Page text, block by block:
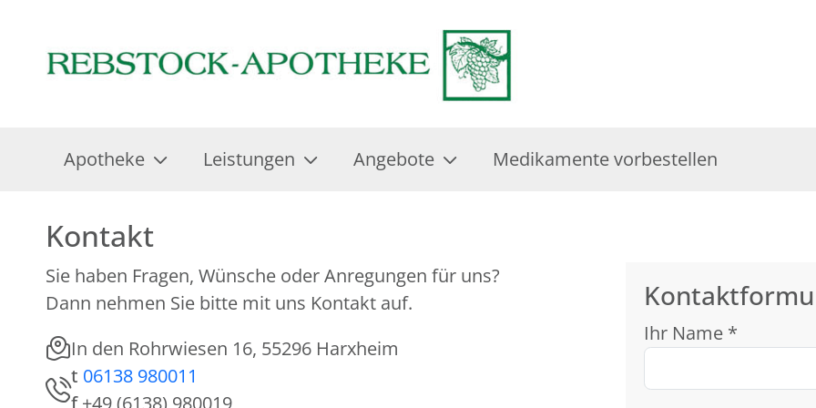
Apotheke Leistungen Angebote Medikamente vorbestellen
Kontakt
Sie haben Fragen, Wünsche oder Anregungen für uns?
Dann nehmen Sie bitte mit uns Kontakt auf.
In den Rohrwiesen 16, 55296 Harxheim
t 06138 980011
f+49 (6138) 980019
Ihr Name *